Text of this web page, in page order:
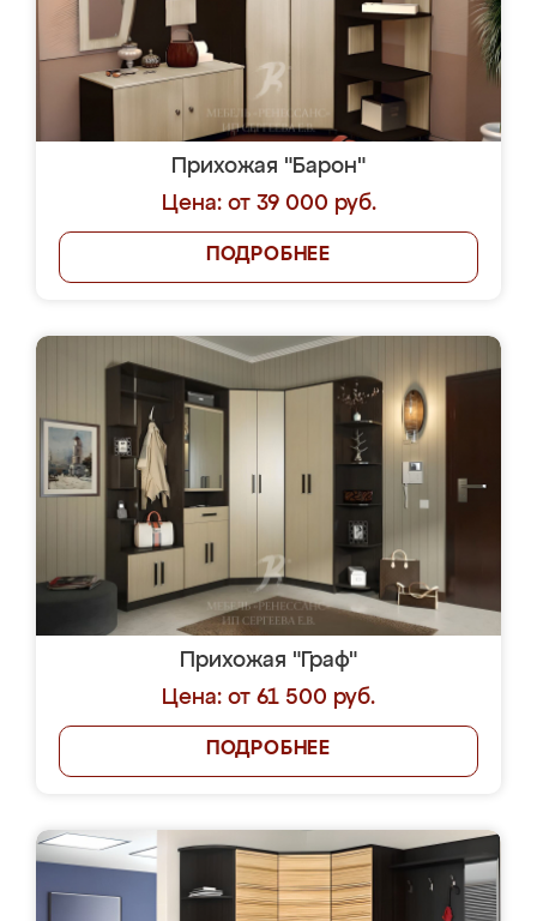
Прихожая "Барон"
Цена: от 39 000 руб.
ПОДРОБНЕЕ
Прихожая "Граф"
Цена: от 61 500 руб.
ПОДРОБНЕЕ